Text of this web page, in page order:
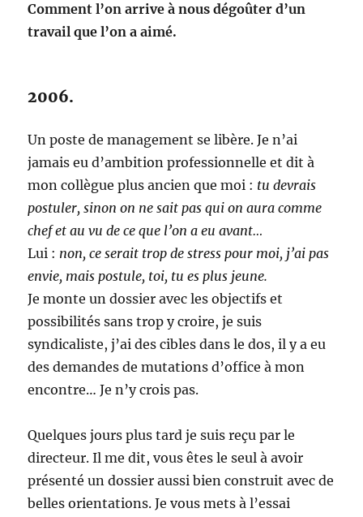
Comment l’on arrive à nous dégoûter d’un
travail que l’on a aimé.
2006.
Un poste de management se libère. Je n’ai
jamais eu d’ambition professionnelle et dit à
mon collègue plus ancien que moi : tu devrais
postuler, sinon on ne sait pas qui on aura comme
chef et au vu de ce que l’on a eu avant…
Lui : non, ce serait trop de stress pour moi, j’ai pas
envie, mais postule, toi, tu es plus jeune.
Je monte un dossier avec les objectifs et
possibilités sans trop y croire, je suis
syndicaliste, j’ai des cibles dans le dos, il y a eu
des demandes de mutations d’office à mon
encontre… Je n’y crois pas.
Quelques jours plus tard je suis reçu par le
directeur. Il me dit, vous êtes le seul à avoir
présenté un dossier aussi bien construit avec de
belles orientations. Je vous mets à l’essai